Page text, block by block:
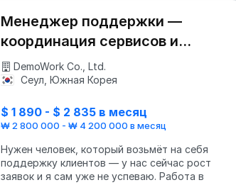
Менеджер поддержки —
координация сервисов и
клиентов
DemoWork Co., Ltd.
Сеул, Южная Корея
$ 1 890 - $ 2 835 в месяц
₩ 2 800 000 - ₩ 4 200 000 в месяц
Нужен человек, который возьмёт на себя
поддержку клиентов — у нас сейчас рост
заявок и я сам уже не успеваю. Работа в